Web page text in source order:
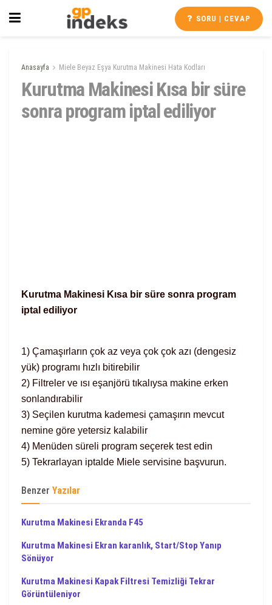
SORU | CEVAP
Anasayfa Miele Beyaz Eşya Kurutma Makinesi Hata Kodları
Kurutma Makinesi Kısa bir süre
sonra program iptal ediliyor
Kurutma Makinesi Kısa bir süre sonra program
iptal ediliyor
1) Çamaşırların çok az veya çok çok azı (dengesiz
yük) programı hızlı bitirebilir
2) Filtreler ve ısı eşanjörü tıkalıysa makine erken
sonlandırabilir
3) Seçilen kurutma kademesi çamaşırın mevcut
nemine göre yetersiz kalabilir
4) Menüden süreli program seçerek test edin
5) Tekrarlayan iptalde Miele servisine başvurun.
Benzer Yazılar
Kurutma Makinesi Ekranda F45
Kurutma Makinesi Ekran karanlık, Start/Stop Yanıp
Sönüyor
Kurutma Makinesi Kapak Filtresi Temizliği Tekrar
Görüntüleniyor